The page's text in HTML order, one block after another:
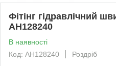
Фітінг гідравлічний
AH128240
В наявності
Код: AH128240
Роздріб